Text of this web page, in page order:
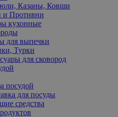
Казаны, Ковши
и Противни
кухонные
для выпечки
Турки
для сковород
посудой
для посуды
средства